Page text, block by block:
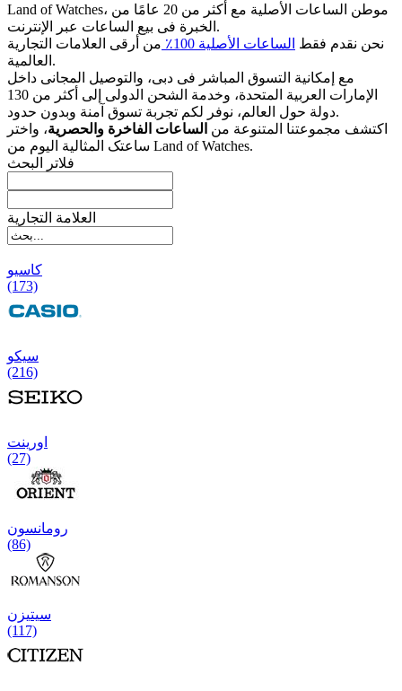
Land of Watches، موطن الساعات الأصلیة مع أکثر من 20 عامًا من
الخبرة فی بیع الساعات عبر الإنترنت.
نحن نقدم فقط الساعات الأصلیة 100٪
من أرقى العلامات التجاریة
العالمیة.
مع إمکانیة التسوق المباشر فی دبی، والتوصیل المجانی داخل
الإمارات العربیة المتحدة، وخدمة الشحن الدولی إلى أکثر من 130
دولة حول العالم، نوفر لکم تجربة تسوق آمنة وبدون حدود.
اکتشف مجموعتنا المتنوعة من الساعات الفاخرة والحصریة، واختر
ساعتک المثالیة الیوم من Land of Watches.
فلاتر البحث
العلامة التجارية
کاسیو
(173)
سیکو
(216)
اورینت
(27)
رومانسون
(86)
سیتیزن
(117)